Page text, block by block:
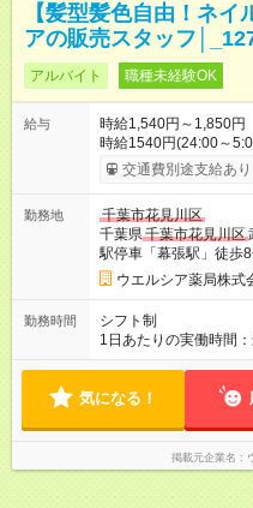
【髪型髪色自由！ネ
アの販売スタッフ
アルバイト 職種未経験OK
給与
時給1,540円～1,850円
時給1540円(24:00～
上 昇格に応じて＋20
※高校生は対象外 試用期間あり：入社日から3ヶ月間／本採用と
さ：3ヶ月 雇用形態、
交通費別途支給あり
勤務地
千葉市花見川区
千葉県千葉市花見川区
駅停車「幕張駅」徒歩8
ウエルシア薬局株式
勤務時間
シフト制
1日あたりの実働時間
勤務
気になる！
掲載元企業名